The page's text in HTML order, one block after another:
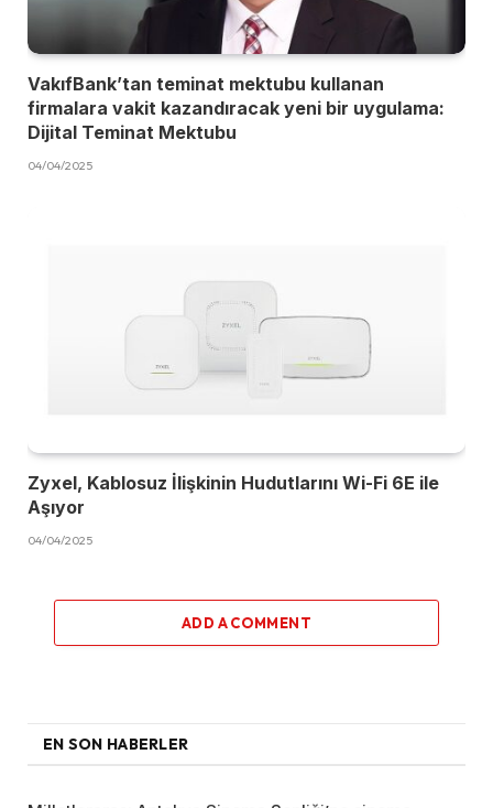
VakıfBank’tan teminat mektubu kullanan
firmalara vakit kazandıracak yeni bir uygulama:
Dijital Teminat Mektubu
04/04/2025
Zyxel, Kablosuz İlişkinin Hudutlarını Wi-Fi 6E ile
Aşıyor
04/04/2025
ADD A COMMENT
EN SON HABERLER